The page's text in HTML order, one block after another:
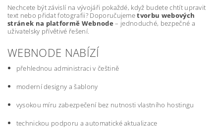
Nechcete být závislí na vývojáři pokaždé, když budete chtít upravit
text nebo přidat fotografii? Doporučujemetvorbu webových
stránek na platformě Webnode – jednoduché, bezpečné a
uživatelsky přívětivé řešení.
WEBNODE NABÍZÍ
přehlednou administraci v češtině
moderní designy a šablony
vysokou míru zabezpečení bez nutnosti vlastního hostingu
technickou podporu a automatické aktualizace